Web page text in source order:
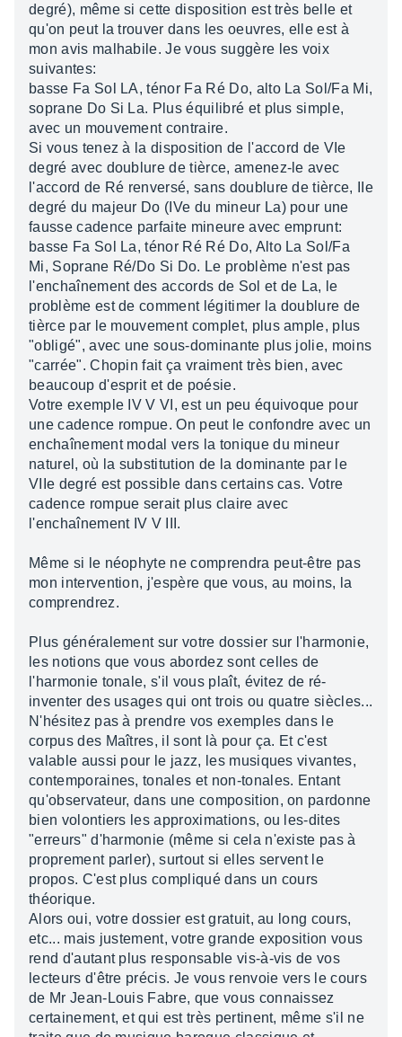
degré), même si cette disposition est très belle et
qu'on peut la trouver dans les oeuvres, elle est à
mon avis malhabile. Je vous suggère les voix
suivantes:
basse Fa Sol LA, ténor Fa Ré Do, alto La Sol/Fa Mi,
soprane Do Si La. Plus équilibré et plus simple,
avec un mouvement contraire.
Si vous tenez à la disposition de l'accord de VIe
degré avec doublure de tièrce, amenez-le avec
l'accord de Ré renversé, sans doublure de tièrce, IIe
degré du majeur Do (IVe du mineur La) pour une
fausse cadence parfaite mineure avec emprunt:
basse Fa Sol La, ténor Ré Ré Do, Alto La Sol/Fa
Mi, Soprane Ré/Do Si Do. Le problème n'est pas
l'enchaînement des accords de Sol et de La, le
problème est de comment légitimer la doublure de
tièrce par le mouvement complet, plus ample, plus
"obligé", avec une sous-dominante plus jolie, moins
"carrée". Chopin fait ça vraiment très bien, avec
beaucoup d'esprit et de poésie.
Votre exemple IV V VI, est un peu équivoque pour
une cadence rompue. On peut le confondre avec un
enchaînement modal vers la tonique du mineur
naturel, où la substitution de la dominante par le
VIIe degré est possible dans certains cas. Votre
cadence rompue serait plus claire avec
l'enchaînement IV V III.
Même si le néophyte ne comprendra peut-être pas
mon intervention, j'espère que vous, au moins, la
comprendrez.
Plus généralement sur votre dossier sur l'harmonie,
les notions que vous abordez sont celles de
l'harmonie tonale, s'il vous plaît, évitez de ré-
inventer des usages qui ont trois ou quatre siècles...
N'hésitez pas à prendre vos exemples dans le
corpus des Maîtres, il sont là pour ça. Et c'est
valable aussi pour le jazz, les musiques vivantes,
contemporaines, tonales et non-tonales. Entant
qu'observateur, dans une composition, on pardonne
bien volontiers les approximations, ou les-dites
"erreurs" d'harmonie (même si cela n'existe pas à
proprement parler), surtout si elles servent le
propos. C'est plus compliqué dans un cours
théorique.
Alors oui, votre dossier est gratuit, au long cours,
etc... mais justement, votre grande exposition vous
rend d'autant plus responsable vis-à-vis de vos
lecteurs d'être précis. Je vous renvoie vers le cours
de Mr Jean-Louis Fabre, que vous connaissez
certainement, et qui est très pertinent, même s'il ne